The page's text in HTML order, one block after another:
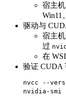
宿主
Win11​​。
驱动与
宿主
过
在
验证 CUDA
nvcc --
nvidia-smi